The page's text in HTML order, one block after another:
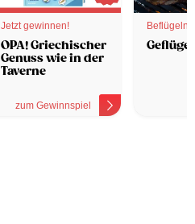
Jetzt gewinnen!
OPA! Griechischer
Genuss wie in der
Taverne
zum Gewinnspiel